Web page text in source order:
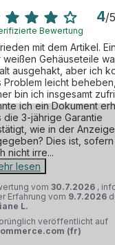
4/5
Bewertung
mit dem Artikel.
weißen Gehäuseteile
ausgehakt, aber ich
Problem leicht
bin ich insgesamt
ich ein Dokument
die 3-jährige Garantie
wie in der Anzeige
Dies ist,
nicht irre...
lesen
vom 30.7.2026 ,
Erfahrung vom 9.7.2026
L.
veröffentlicht auf
(fr)